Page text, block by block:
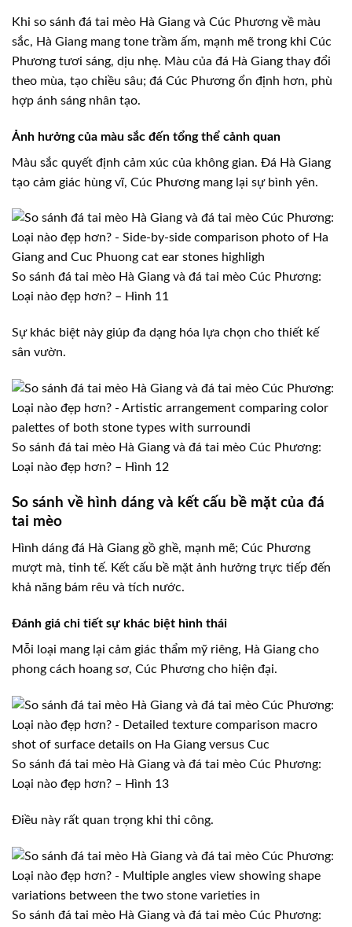
Khi so sánh đá tai mèo Hà Giang và Cúc Phương về màu
sắc, Hà Giang mang tone trầm ấm, mạnh mẽ trong khi Cúc
Phương tươi sáng, dịu nhẹ. Màu của đá Hà Giang thay đổi
theo mùa, tạo chiều sâu; đá Cúc Phương ổn định hơn, phù
hợp ánh sáng nhân tạo.
Ảnh hưởng của màu sắc đến tổng thể cảnh quan
Màu sắc quyết định cảm xúc của không gian. Đá Hà Giang
tạo cảm giác hùng vĩ, Cúc Phương mang lại sự bình yên.
So sánh đá tai mèo Hà Giang và đá tai mèo Cúc Phương:
Loại nào đẹp hơn? – Hình 11
Sự khác biệt này giúp đa dạng hóa lựa chọn cho thiết kế
sân vườn.
So sánh đá tai mèo Hà Giang và đá tai mèo Cúc Phương:
Loại nào đẹp hơn? – Hình 12
So sánh về hình dáng và kết cấu bề mặt của đá
tai mèo
Hình dáng đá Hà Giang gồ ghề, mạnh mẽ; Cúc Phương
mượt mà, tinh tế. Kết cấu bề mặt ảnh hưởng trực tiếp đến
khả năng bám rêu và tích nước.
Đánh giá chi tiết sự khác biệt hình thái
Mỗi loại mang lại cảm giác thẩm mỹ riêng, Hà Giang cho
phong cách hoang sơ, Cúc Phương cho hiện đại.
So sánh đá tai mèo Hà Giang và đá tai mèo Cúc Phương:
Loại nào đẹp hơn? – Hình 13
Điều này rất quan trọng khi thi công.
So sánh đá tai mèo Hà Giang và đá tai mèo Cúc Phương: